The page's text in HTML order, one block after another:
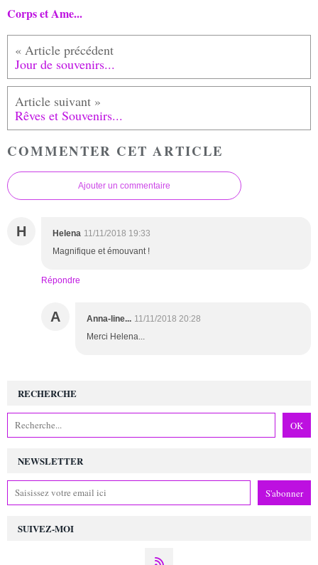
Corps et Ame...
Jour de souvenirs...
Rêves et Souvenirs...
COMMENTER CET ARTICLE
Ajouter un commentaire
H Helena 11/11/2018 19:33
Magnifique et émouvant !
Répondre
A Anna-line... 11/11/2018 20:28
Merci Helena...
NEWSLETTER
SUIVEZ-MOI
RECHERCHE